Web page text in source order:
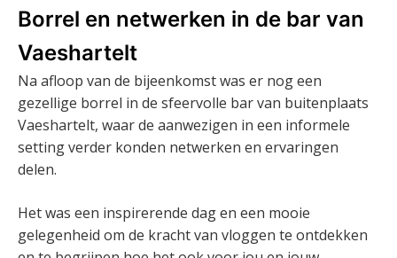
Borrel en netwerken in de bar van
Vaeshartelt
Na afloop van de bijeenkomst was er nog een
gezellige borrel in de sfeervolle bar van buitenplaats
Vaeshartelt, waar de aanwezigen in een informele
setting verder konden netwerken en ervaringen
delen.
Het was een inspirerende dag en een mooie
gelegenheid om de kracht van vloggen te ontdekken